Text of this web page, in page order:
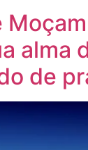
alma
de